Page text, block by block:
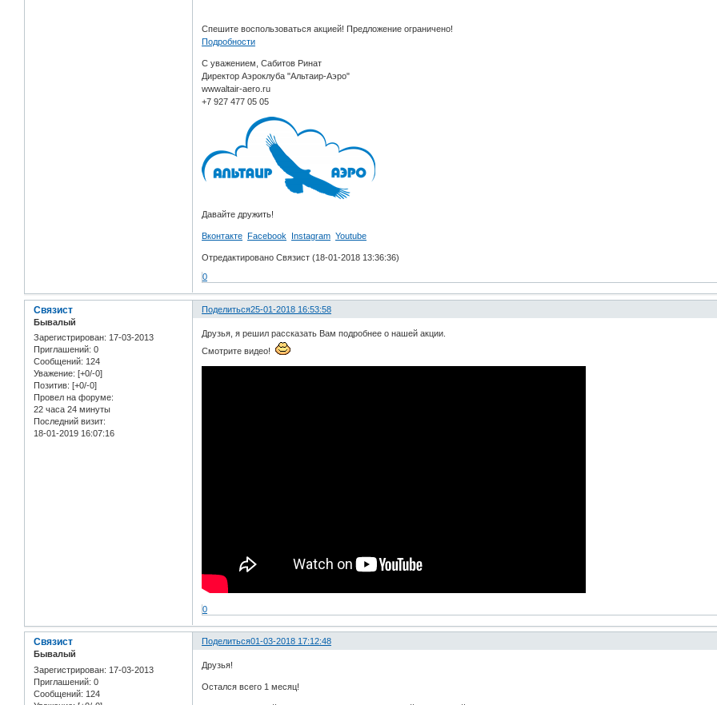
Спешите воспользоваться акцией! Предложение ограничено!
Подробности
С уважением, Сабитов Ринат
Директор Аэроклуба "Альтаир-Аэро"
wwwaltair-aero.ru
+7 927 477 05 05
Давайте дружить!
Вконтакте Facebook Instagram Youtube
Отредактировано Связист (18-01-2018 13:36:36)
0
Поделиться25-01-2018 16:53:58
Связист
Бывалый
Зарегистрирован: 17-03-2013
Приглашений: 0
Сообщений: 124
Уважение: [+0/-0]
Позитив: [+0/-0]
Провел на форуме:
22 часа 24 минуты
Последний визит:
18-01-2019 16:07:16
Друзья, я решил рассказать Вам подробнее о нашей акции.
Смотрите видео!
0
Поделиться01-03-2018 17:12:48
Связист
Бывалый
Зарегистрирован: 17-03-2013
Приглашений: 0
Сообщений: 124
Друзья!
Остался всего 1 месяц!